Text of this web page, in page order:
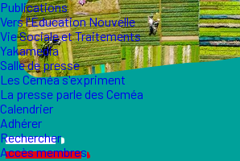
Publications
Vers l'Éducation Nouvelle
Vie Sociale et Traitements
Yakamedia
Salle de presse
Les Ceméa s'expriment
La presse parle des Ceméa
Calendrier
Adhérer
Rechercher
Accès membres